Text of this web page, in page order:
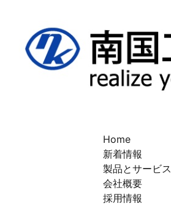
Toggle navigation
Home
新着情報
製品とサービス
会社概要
採用情報